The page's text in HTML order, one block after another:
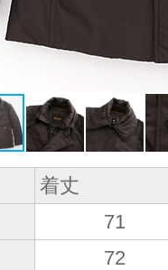
着丈
71
72